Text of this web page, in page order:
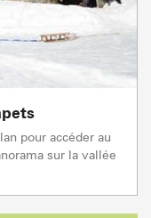
pour accéder au
sur la vallée